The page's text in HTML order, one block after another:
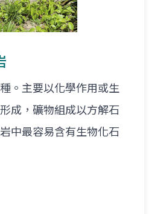
。主要以化學作用或生
成，礦物組成以方解石
中最容易含有生物化石